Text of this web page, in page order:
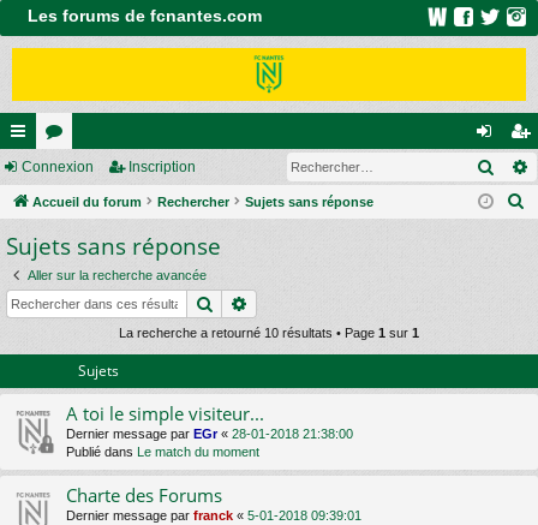
Les forums de fcnantes.com
ac
co
ur
ci
s
or
u
m
s
on
ne
ns
cri
Connexion Inscription
Accueil du forum Rechercher Sujets sans réponse
c
h
Sujets sans réponse
Aller sur la recherche avancée
Rechercher
La recherche a retourné 10 résultats • Page 1 sur 1
Sujets
A toi le simple visiteur...
Dernier message par EGr« 28-01-2018 21:38:00
Publié dans Le match du moment
Charte des Forums
Dernier message par franck « 5-01-2018 09:39:01